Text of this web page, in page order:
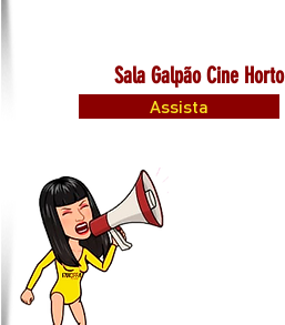
Sala Galpão Cine Horto
Assista